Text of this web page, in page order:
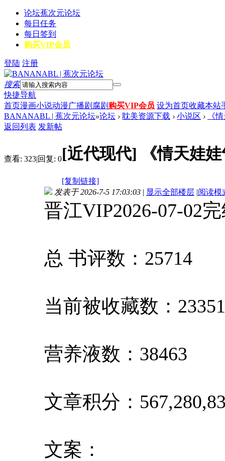
论坛蕉次元论坛
每日任务
每日签到
购买VIP会员
登陆 注册
搜索
快捷导航
首页漫画小说动漫广播剧 腐剧 购买VIP会员 设为首页收藏本站
BANANABL | 蕉次元论坛»论坛 › 耽美资源下载 › 小说区 ›
《
返回列表 发新帖
查看: 323|回复: 0[近代现代] 《情天娃
[复制链接]
发表于 2026-7-5 17:03:03 | 显示全部楼层 |阅读模
晋江VIP2026-07-02
总 书评数：25714
当前被收藏数：23351
营养液数：38463
文章积分：
文案：